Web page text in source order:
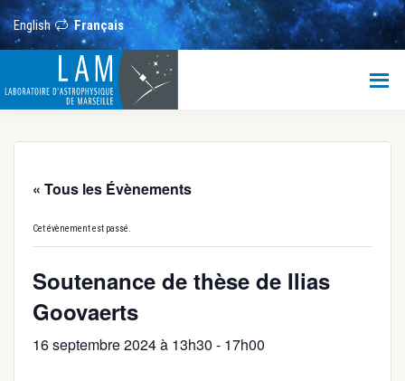
Passer
au
contenu
principal
Passer
à
la
Passer
au
pied
English Français
« Tous les Évènements
Cet évènement est passé.
Soutenance de thèse de Ilias
Goovaerts
16 septembre 2024 à 13h30 - 17h00